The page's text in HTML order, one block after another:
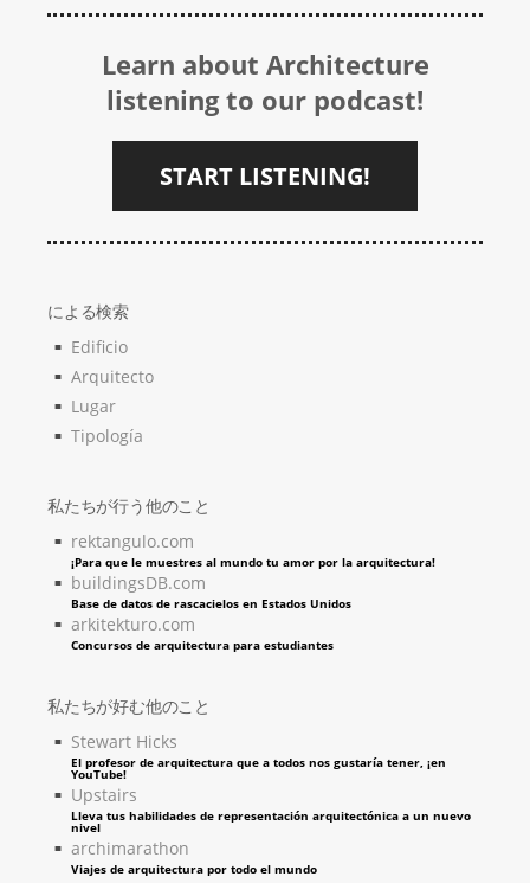
Learn about Architecture
listening to our podcast!
START LISTENING!
による検索
Edificio
Arquitecto
Lugar
Tipología
私たちが行う他のこと
rektangulo.com
¡Para que le muestres al mundo tu amor por la arquitectura!
buildingsDB.com
Base de datos de rascacielos en Estados Unidos
arkitekturo.com
Concursos de arquitectura para estudiantes
私たちが好む他のこと
Stewart Hicks
El profesor de arquitectura que a todos nos gustaría tener, ¡en
YouTube!
Upstairs
Lleva tus habilidades de representación arquitectónica a un nuevo
nivel
archimarathon
Viajes de arquitectura por todo el mundo